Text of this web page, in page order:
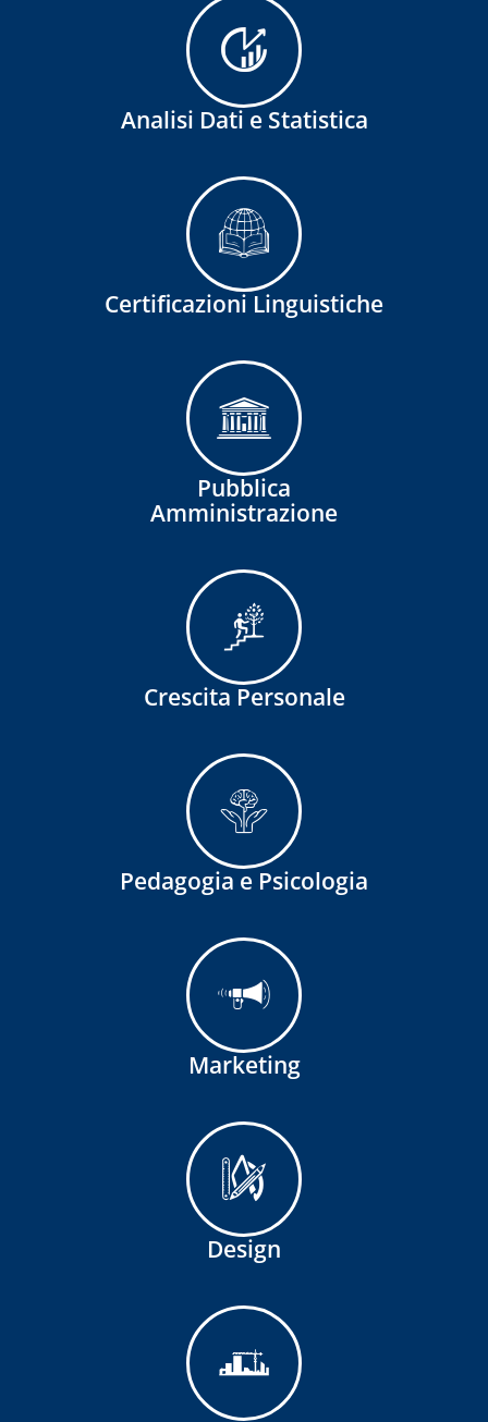
Analisi Dati e Statistica
Certificazioni Linguistiche
Pubblica
Amministrazione
Crescita Personale
Pedagogia e Psicologia
Marketing
Design